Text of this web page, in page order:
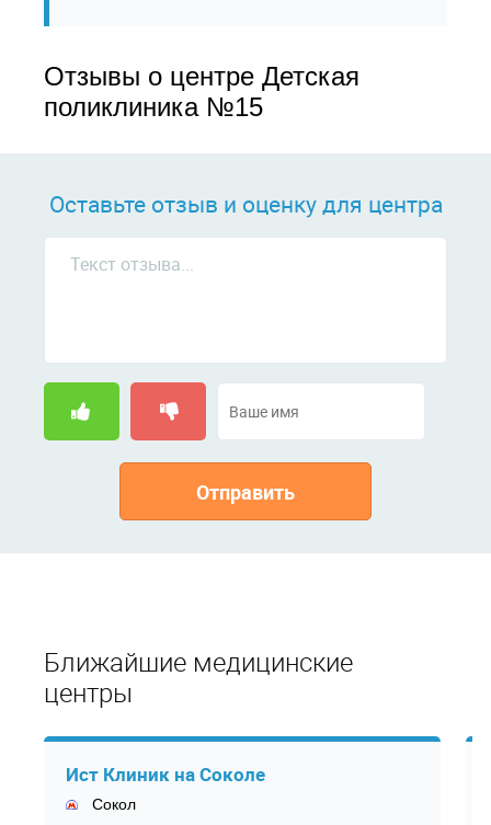
Отзывы о центре Детская
поликлиника №15
Оставьте отзыв и оценку для центра
Отправить
Ближайшие медицинские
центры
Ист Клиник на Соколе
Сокол